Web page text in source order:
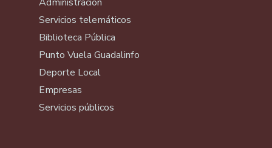
Servicios telemáticos
Biblioteca Pública
Punto Vuela Guadalinfo
Deporte Local
Empresas
Servicios públicos